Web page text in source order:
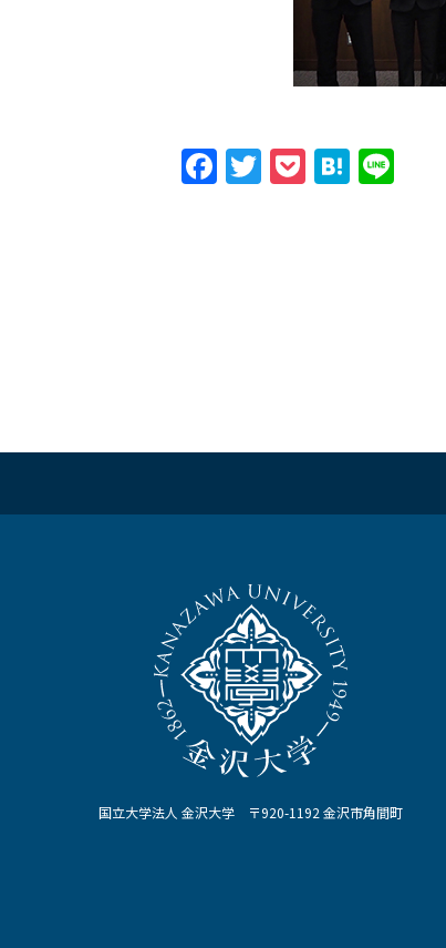
Facebook
Twitter
PocketHatena
国立大学法人 金沢大学 〒920-1192 金沢市角間町